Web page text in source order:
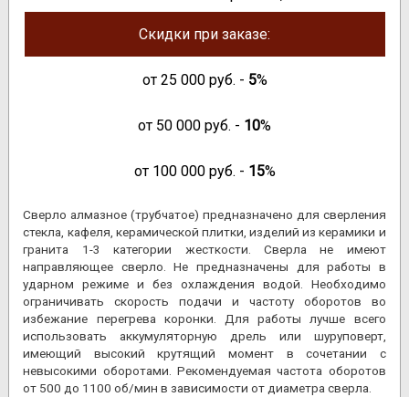
Скидки при заказе:
от 25 000руб. - 5%
от 50 000 руб. - 10%
от 100 000руб. - 15%
Сверло алмазное (трубчатое) предназначено для сверления
стекла, кафеля, керамической плитки, изделий из керамики и
гранита 1-3 категории жесткости. Сверла не имеют
направляющее сверло. Не предназначены для работы в
ударном режиме и без охлаждения водой. Необходимо
ограничивать скорость подачи и частоту оборотов во
избежание перегрева коронки. Для работы лучше всего
использовать аккумуляторную дрель или шуруповерт,
имеющий высокий крутящий момент в сочетании с
невысокими оборотами. Рекомендуемая частота оборотов
от 500 до 1100 об/мин в зависимости от диаметра сверла.